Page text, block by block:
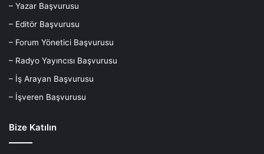
– Yazar Başvurusu
– Editör Başvurusu
– Forum Yönetici Başvurusu
– Radyo Yayıncısı Başvurusu
– İş Arayan Başvurusu
– İşveren Başvurusu
Bize Katılın